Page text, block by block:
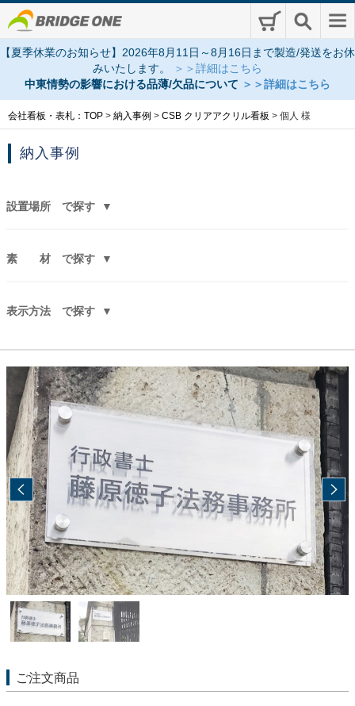
【夏季休業のお知らせ】2026年8月11日～8月16日まで製造/発送をお休
みいたします。
＞＞詳細はこちら
中東情勢の影響における品薄/欠品について ＞＞詳細はこちら
会社看板・表札：TOP > 納入事例 > CSB クリアアクリル看板 > 個人 様
納入事例
設置場所 で探す
素 材 で探す
表示方法 で探す
ご注文商品